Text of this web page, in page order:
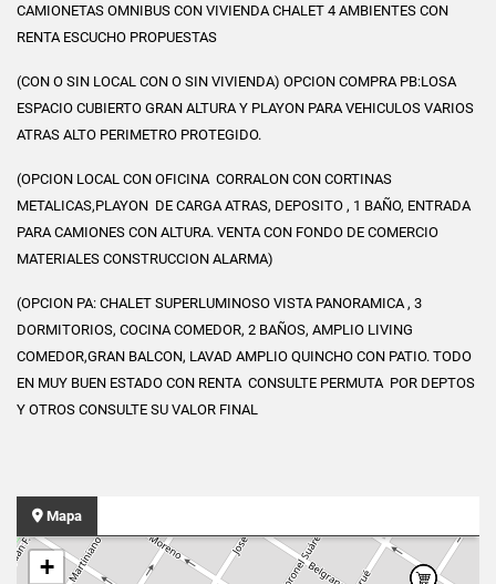
CAMIONETAS OMNIBUS CON VIVIENDA CHALET 4 AMBIENTES CON
RENTA ESCUCHO PROPUESTAS
(CON O SIN LOCAL CON O SIN VIVIENDA) OPCION COMPRA PB:LOSA
ESPACIO CUBIERTO GRAN ALTURA Y PLAYON PARA VEHICULOS VARIOS
ATRAS ALTO PERIMETRO PROTEGIDO.
(OPCION LOCAL CON OFICINA CORRALON CON CORTINAS
METALICAS,PLAYON DE CARGA ATRAS, DEPOSITO , 1 BAÑO, ENTRADA
PARA CAMIONES CON ALTURA. VENTA CON FONDO DE COMERCIO
MATERIALES CONSTRUCCION ALARMA)
(OPCION PA: CHALET SUPERLUMINOSO VISTA PANORAMICA , 3
DORMITORIOS, COCINA COMEDOR, 2 BAÑOS, AMPLIO LIVING
COMEDOR,GRAN BALCON, LAVAD AMPLIO QUINCHO CON PATIO. TODO
EN MUY BUEN ESTADO CON RENTA CONSULTE PERMUTA POR DEPTOS
Y OTROS CONSULTE SU VALOR FINAL
Mapa
+